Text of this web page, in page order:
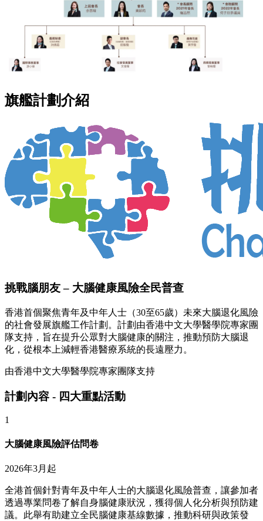
旗艦計劃介紹
挑戰腦朋友 – 大腦健康風險全民普查
香港首個聚焦青年及中年人士（30至65歲）未來大腦退化風險
的社會發展旗艦工作計劃。計劃由香港中文大學醫學院專家團
隊支持，旨在提升公眾對大腦健康的關注，推動預防大腦退
化，從根本上減輕香港醫療系統的長遠壓力。
由香港中文大學醫學院專家團隊支持
計劃內容 - 四大重點活動
1
大腦健康風險評估問卷
2026年3月起
全港首個針對青年及中年人士的大腦退化風險普查，讓參加者
透過專業問卷了解自身腦健康狀況，獲得個人化分析與預防建
議。此舉有助建立全民腦健康基線數據，推動科研與政策發